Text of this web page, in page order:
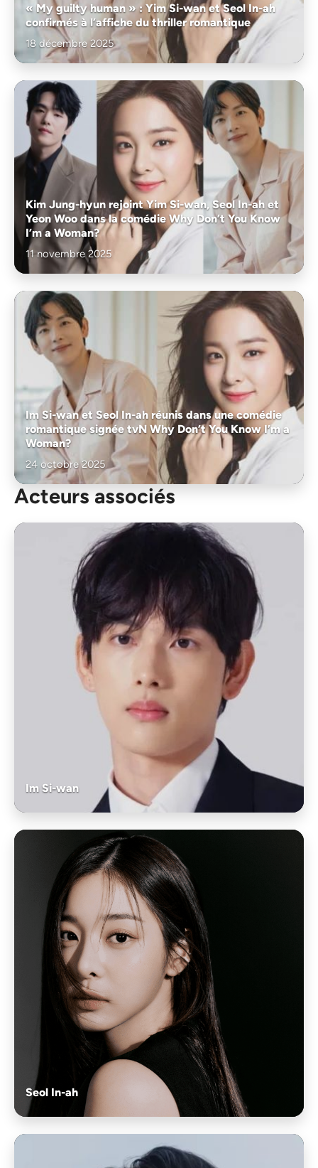
« My guilty human » : Yim Si-wan et Seol In-ah
confirmés à l’affiche du thriller romantique
18 décembre 2025
Kim Jung-hyun rejoint Yim Si-wan, Seol In-ah et
Yeon Woo dans la comédie Why Don’t You Know
I’m a Woman?
11 novembre 2025
Im Si-wan et Seol In-ah réunis dans une comédie
romantique signée tvN Why Don’t You Know I’m a
Woman?
24 octobre 2025
Acteurs associés
Im Si-wan
Seol In-ah